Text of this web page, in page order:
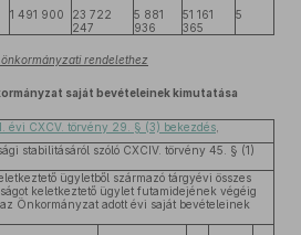
1 491 900
23 722
247
5 881
936
51 161
365
5
rendelethez
saját bevételeinek kimutatása
évi CXCV. törvény 29. § (3) bekezdés
stabilitásáról szóló CXCIV. törvény 45. § (1)
ügyletből származó tárgyévi összes
keletkeztető ügylet futamidejének végéig
Önkormányzat adott évi saját bevételeinek